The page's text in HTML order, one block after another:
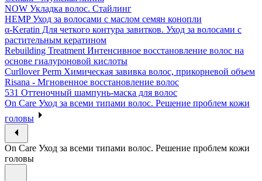
NOW Укладка волос. Стайлинг
HEMP Уход за волосами с маслом семян конопли
α-Keratin Для четкого контура завитков. Уход за волосами с
растительным кератином
Rebuilding Treatment Интенсивное восстановление волос на
основе гиалуроновой кислоты
Curllover Perm Химическая завивка волос, прикорневой объем
Risana - Мгновенное восстановление волос
531 Оттеночный шампунь-маска для волос
On Care Уход за всеми типами волос. Решение проблем кожи
головы
On Care Уход за всеми типами волос. Решение проблем кожи
головы